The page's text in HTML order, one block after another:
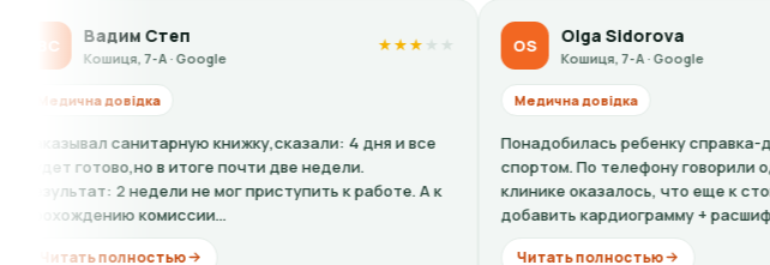
Google
книжку,сказали: 4 дня и все
почти две недели.
не мог приступить к работе. А к
Olga Sidorova
Кошиця, 7-А · Google
Понадобилась ребенку справка-допуск к занятиям
спортом. По телефону говорили одну цену, по факту в
клинике оказалось, что еще к стоимости нужно
добавить кардиограмму + расшифровку (нужно...